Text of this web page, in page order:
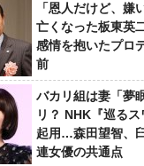
「恩人だけど、嫌
亡くなった板東英
感情を抱いたプロ
前
バカリ組は妻「夢
リ？ NHK『巡る
起用…森田望智、
連女優の共通点